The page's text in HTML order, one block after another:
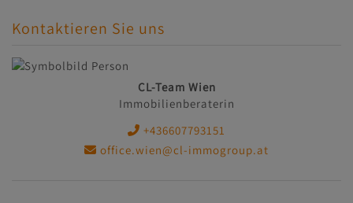
Kontaktieren Sie uns
CL-Team Wien
Immobilienberaterin
+436607793151
office.wien@cl-immogroup.at